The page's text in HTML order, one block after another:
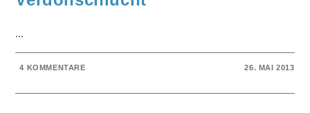
...
4 KOMMENTARE 26. MAI 2013